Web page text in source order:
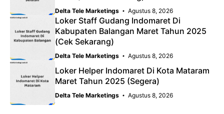
Delta Tele Marketings Agustus 8, 2026
Loker Staff Gudang Indomaret Di
Kabupaten Balangan Maret Tahun 2025
(Cek Sekarang)
Delta Tele Marketings Agustus 8, 2026
Loker Helper Indomaret Di Kota Mataram
Maret Tahun 2025 (Segera)
Delta Tele Marketings Agustus 8, 2026